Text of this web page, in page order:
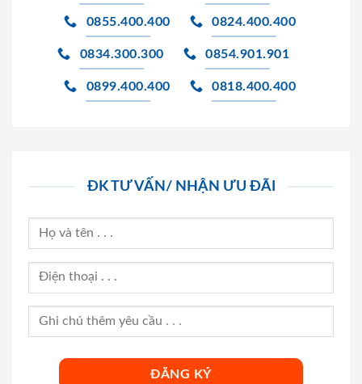
0855.400.400 0824.400.400
0834.300.300 0854.901.901
0899.400.400 0818.400.400
ĐK TƯ VẤN/ NHẬN ƯU ĐÃI